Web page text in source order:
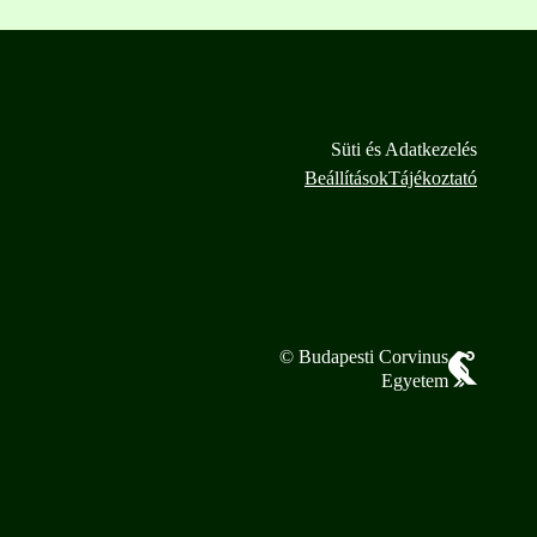
Süti és Adatkezelés
BeállításokTájékoztató
© Budapesti Corvinus
Egyetem